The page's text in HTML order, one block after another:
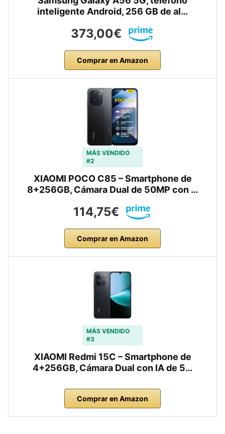
inteligente Android, 256 GB de al…
373,00€
Comprar en Amazon
MÁS VENDIDO
#2
XIAOMI POCO C85 – Smartphone de
8+256GB, Cámara Dual de 50MP con …
114,75€
Comprar en Amazon
MÁS VENDIDO
#3
XIAOMI Redmi 15C – Smartphone de
4+256GB, Cámara Dual con IA de 5…
Comprar en Amazon